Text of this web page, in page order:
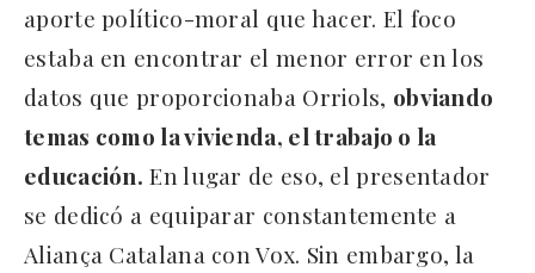
aporte político-moral que hacer. El foco
estaba en encontrar el menor error en los
datos que proporcionaba Orriols, obviando
temas como la vivienda, el trabajo o la
educación. En lugar de eso, el presentador
se dedicó a equiparar constantemente a
Aliança Catalana con Vox. Sin embargo, la